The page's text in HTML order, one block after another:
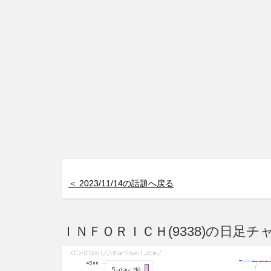
＜ 2023/11/14の話題へ戻る
ＩＮＦＯＲＩＣＨ(9338)の日足チ